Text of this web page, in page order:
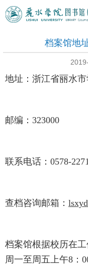
档案馆地
地址：浙江省丽水
邮编：323000
联系电话：0578-
查档咨询邮箱：
档案馆根据校历在
周一至周五上午8 ：